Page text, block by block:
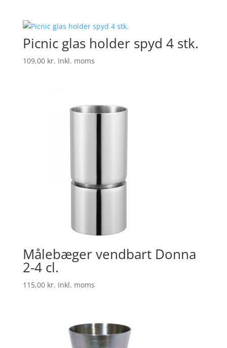
Picnic glas holder spyd 4 stk.
109,00 kr. Inkl. moms
Målebæger vendbart Donna
2-4 cl.
115,00 kr. Inkl. moms